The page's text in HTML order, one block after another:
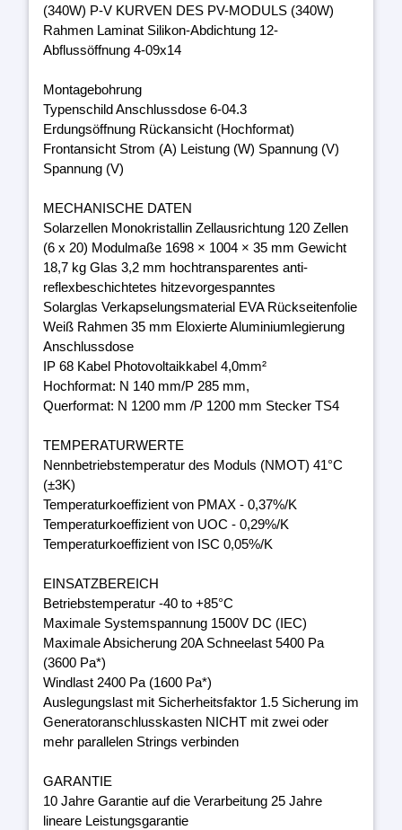
(340W) P-V KURVEN DES PV-MODULS (340W)
Rahmen Laminat Silikon-Abdichtung 12-
Abflussöffnung 4-09x14
Montagebohrung
Typenschild Anschlussdose 6-04.3
Erdungsöffnung Rückansicht (Hochformat)
Frontansicht Strom (A) Leistung (W) Spannung (V)
Spannung (V)
MECHANISCHE DATEN
Solarzellen Monokristallin Zellausrichtung 120 Zellen
(6 x 20) Modulmaße 1698 × 1004 × 35 mm Gewicht
18,7 kg Glas 3,2 mm hochtransparentes anti-
reflexbeschichtetes hitzevorgespanntes
Solarglas Verkapselungsmaterial EVA Rückseitenfolie
Weiß Rahmen 35 mm Eloxierte Aluminiumlegierung
Anschlussdose
IP 68 Kabel Photovoltaikkabel 4,0mm²
Hochformat: N 140 mm/P 285 mm,
Querformat: N 1200 mm /P 1200 mm Stecker TS4
TEMPERATURWERTE
Nennbetriebstemperatur des Moduls (NMOT) 41°C
(±3K)
Temperaturkoeffizient von PMAX - 0,37%/K
Temperaturkoeffizient von UOC - 0,29%/K
Temperaturkoeffizient von ISC 0,05%/K
EINSATZBEREICH
Betriebstemperatur -40 to +85°C
Maximale Systemspannung 1500V DC (IEC)
Maximale Absicherung 20A Schneelast 5400 Pa
(3600 Pa*)
Windlast 2400 Pa (1600 Pa*)
Auslegungslast mit Sicherheitsfaktor 1.5 Sicherung im
Generatoranschlusskasten NICHT mit zwei oder
mehr parallelen Strings verbinden
GARANTIE
10 Jahre Garantie auf die Verarbeitung 25 Jahre
lineare Leistungsgarantie